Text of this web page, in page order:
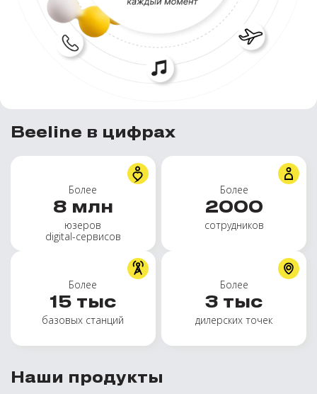
Beeline в цифрах
Более
8 млн
юзеров
digital-сервисов
Более
2000
сотрудников
Более
15 тыс
базовых станций
Более
3 тыс
дилерских точек
Наши продукты